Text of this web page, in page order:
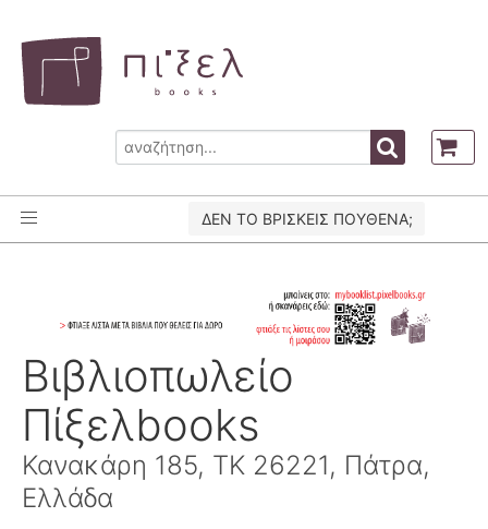
ΔΕΝ ΤΟ ΒΡΙΣΚΕΙΣ ΠΟΥΘΕΝΑ;
Βιβλιοπωλείο
Πίξελbooks
Κανακάρη 185, ΤΚ 26221, Πάτρα,
Ελλάδα